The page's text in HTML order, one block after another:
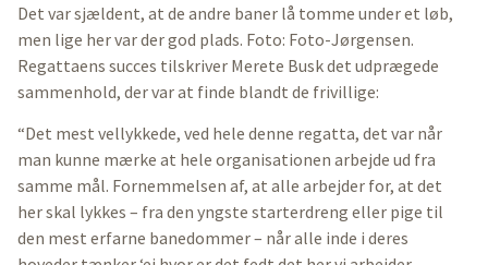
Det var sjældent, at de andre baner lå tomme under et løb,
men lige her var der god plads. Foto: Foto-Jørgensen.
Regattaens succes tilskriver Merete Busk det udprægede
sammenhold, der var at finde blandt de frivillige:
“Det mest vellykkede, ved hele denne regatta, det var når
man kunne mærke at hele organisationen arbejde ud fra
samme mål. Fornemmelsen af, at alle arbejder for, at det
her skal lykkes – fra den yngste starterdreng eller pige til
den mest erfarne banedommer – når alle inde i deres